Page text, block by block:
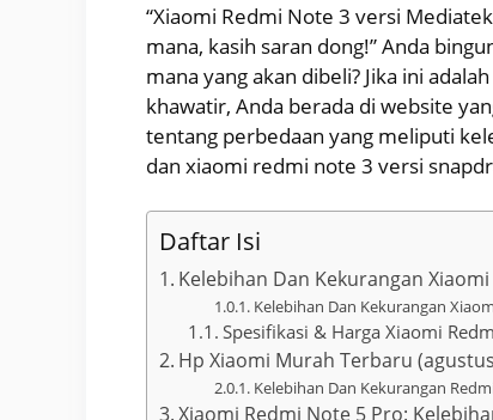
“Xiaomi Redmi Note 3 versi
mana, kasih saran dong!” Anda
mana yang akan dibeli? Jika ini
khawatir, Anda berada di website
tentang perbedaan yang meliputi
dan xiaomi redmi note 3 versi
Daftar Isi
Kelebihan Dan Kekurangan
Kelebihan Dan Kekurangan
Spesifikasi & Harga Xiaomi
Hp Xiaomi Murah Terbaru
Kelebihan Dan Kekurangan
Xiaomi Redmi Note 5 Pro: